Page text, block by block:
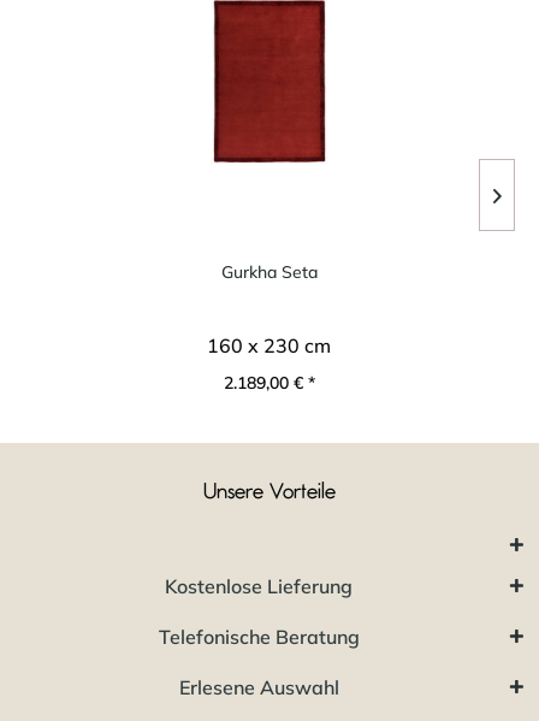
Gurkha Seta
160 x 230 cm
2.189,00 € *
Unsere Vorteile
Kostenlose Lieferung
Telefonische Beratung
Erlesene Auswahl